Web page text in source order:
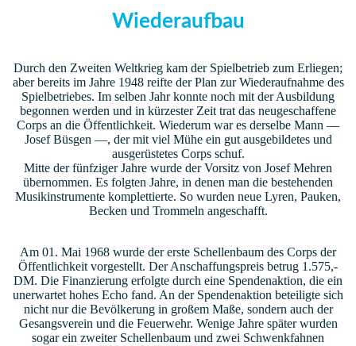
Wiederaufbau
Durch den Zweiten Weltkrieg kam der Spielbetrieb zum Erliegen;
aber bereits im Jahre 1948 reifte der Plan zur Wiederaufnahme des
Spielbetriebes. Im selben Jahr konnte noch mit der Ausbildung
begonnen werden und in kürzester Zeit trat das neugeschaffene
Corps an die Öffentlichkeit. Wiederum war es derselbe Mann —
Josef Büsgen —, der mit viel Mühe ein gut ausgebildetes und
ausgerüstetes Corps schuf.
Mitte der fünfziger Jahre wurde der Vorsitz von Josef Mehren
übernommen. Es folgten Jahre, in denen man die bestehenden
Musikinstrumente komplettierte. So wurden neue Lyren, Pauken,
Becken und Trommeln angeschafft.
Am 01. Mai 1968 wurde der erste Schellenbaum des Corps der
Öffentlichkeit vorgestellt. Der Anschaffungspreis betrug 1.575,-
DM. Die Finanzierung erfolgte durch eine Spendenaktion, die ein
unerwartet hohes Echo fand. An der Spendenaktion beteiligte sich
nicht nur die Bevölkerung in großem Maße, sondern auch der
Gesangsverein und die Feuerwehr. Wenige Jahre später wurden
sogar ein zweiter Schellenbaum und zwei Schwenkfahnen